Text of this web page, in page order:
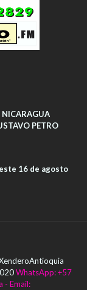
NICARAGUA
PETRO
16 de agosto
WhatsApp: +57
- Email: